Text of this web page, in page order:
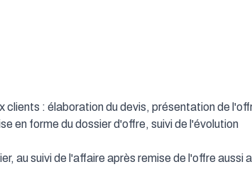
clients : élaboration du devis, présentation de
en forme du dossier d'offre, suivi de l'évolution
au suivi de l'affaire après remise de l'offre aussi